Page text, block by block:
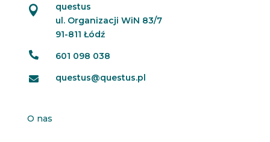

questus
ul. Organizacji WiN 83/7
91-811 Łódź
 601 098 038
 questus@questus.pl
O nas